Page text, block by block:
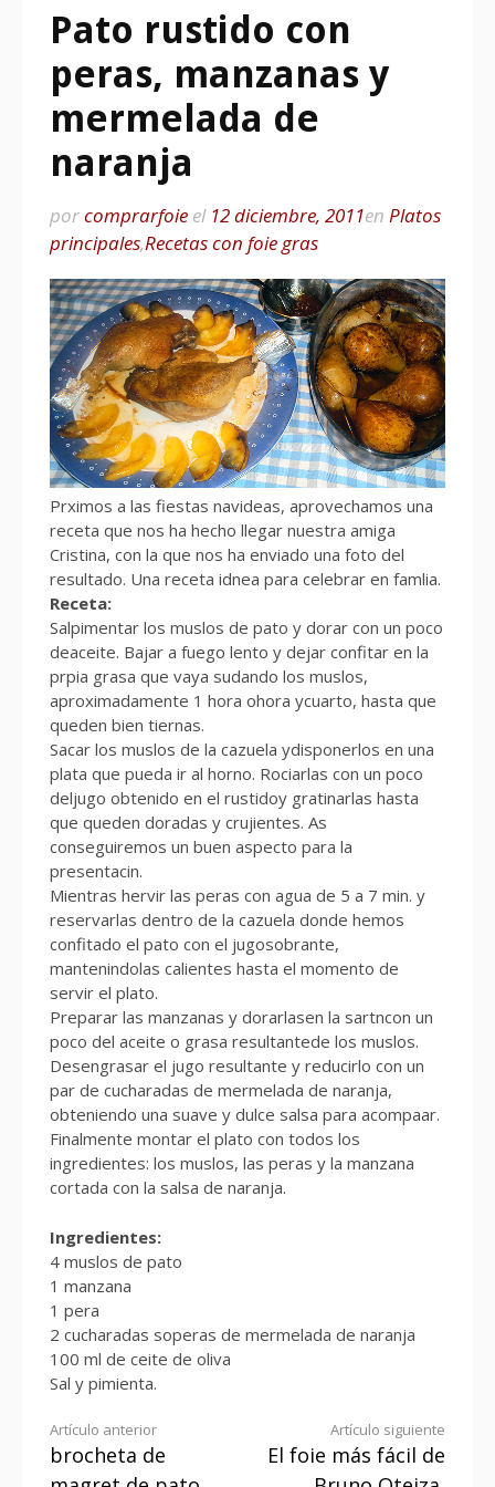
Pato rustido con
peras, manzanas y
mermelada de
naranja
porcomprarfoie el 12 diciembre, 2011en Platos
principales,Recetas con foie gras
Prximos a las fiestas navideas, aprovechamos una
receta que nos ha hecho llegar nuestra amiga
Cristina, con la que nos ha enviado una foto del
resultado. Una receta idnea para celebrar en famlia.
Receta:
Salpimentar los muslos de pato y dorar con un poco
deaceite. Bajar a fuego lento y dejar confitar en la
prpia grasa que vaya sudando los muslos,
aproximadamente 1 hora ohora ycuarto, hasta que
queden bien tiernas.
Sacar los muslos de la cazuela ydisponerlos en una
plata que pueda ir al horno. Rociarlas con un poco
deljugo obtenido en el rustidoy gratinarlas hasta
que queden doradas y crujientes. As
conseguiremos un buen aspecto para la
presentacin.
Mientras hervir las peras con agua de 5 a 7 min. y
reservarlas dentro de la cazuela donde hemos
confitado el pato con el jugosobrante,
mantenindolas calientes hasta el momento de
servir el plato.
Preparar las manzanas y dorarlasen la sartncon un
poco del aceite o grasa resultantede los muslos.
Desengrasar el jugo resultante y reducirlo con un
par de cucharadas de mermelada de naranja,
obteniendo una suave y dulce salsa para acompaar.
Finalmente montar el plato con todos los
ingredientes: los muslos, las peras y la manzana
cortada con la salsa de naranja.
Ingredientes:
4 muslos de pato
1 manzana
1 pera
2 cucharadas soperas de mermelada de naranja
100 ml de ceite de oliva
Sal y pimienta.
Seguir
leyendo
Artículo anterior
brocheta de
Artículo siguiente
El foie más fácil de